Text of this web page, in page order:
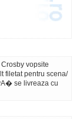
vopsite
filetat pentru scena/
se livreaza cu